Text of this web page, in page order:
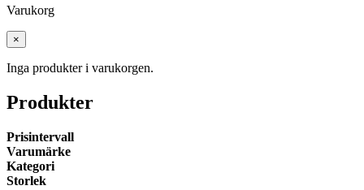
Varukorg
×
Inga produkter i varukorgen.
Produkter
Prisintervall
Varumärke
Kategori
Storlek